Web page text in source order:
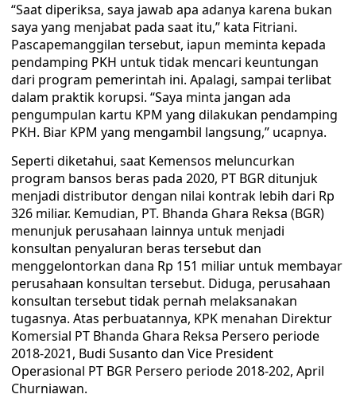
“Saat diperiksa, saya jawab apa adanya karena bukan
saya yang menjabat pada saat itu,” kata Fitriani.
Pascapemanggilan tersebut, iapun meminta kepada
pendamping PKH untuk tidak mencari keuntungan
dari program pemerintah ini. Apalagi, sampai terlibat
dalam praktik korupsi. “Saya minta jangan ada
pengumpulan kartu KPM yang dilakukan pendamping
PKH. Biar KPM yang mengambil langsung,” ucapnya.
Seperti diketahui, saat Kemensos meluncurkan
program bansos beras pada 2020, PT BGR ditunjuk
menjadi distributor dengan nilai kontrak lebih dari Rp
326 miliar. Kemudian, PT. Bhanda Ghara Reksa (BGR)
menunjuk perusahaan lainnya untuk menjadi
konsultan penyaluran beras tersebut dan
menggelontorkan dana Rp 151 miliar untuk membayar
perusahaan konsultan tersebut. Diduga, perusahaan
konsultan tersebut tidak pernah melaksanakan
tugasnya. Atas perbuatannya, KPK menahan Direktur
Komersial PT Bhanda Ghara Reksa Persero periode
2018-2021, Budi Susanto dan Vice President
Operasional PT BGR Persero periode 2018-202, April
Churniawan.